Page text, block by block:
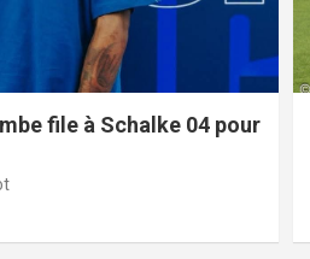
file à Schalke 04 pour